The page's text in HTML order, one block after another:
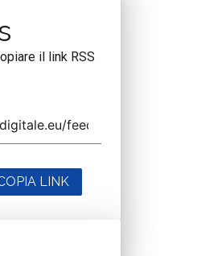
il link RSS
LINK